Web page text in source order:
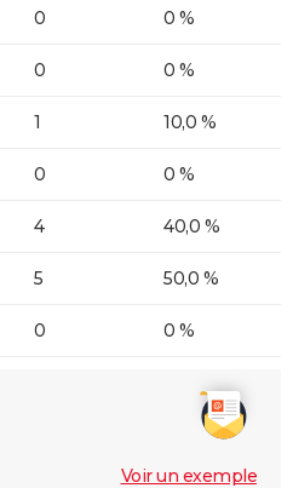
0 0 %
0 0 %
1 10,0 %
0 0 %
4 40,0 %
5 50,0 %
0 0 %
Voir un exemple